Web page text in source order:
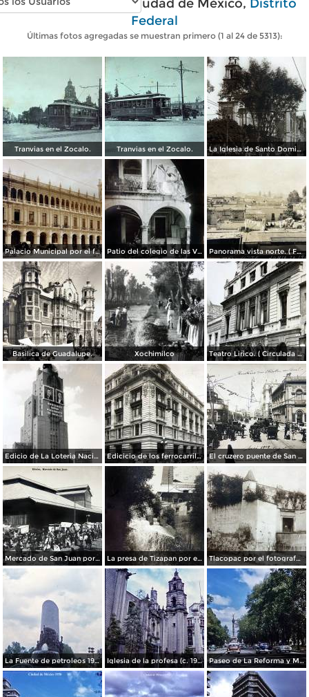
Fotos antiguas de Ciudad de México, Distrito
Federal
Últimas fotos agregadas se muestran primero (1 al 24 de 5313):
Tranvias en el Zocalo. Tranvias en el Zocalo. La Iglesia de Santo Domingo.
Palacio Municipal por el fotografo Hugo Brehme.. Patio del colegio de las Vizcainas por el fotografo Hugo Brehme. Panorama vista norte. ( Fechada el 20 de Junio de 1905 ).
Basilica de Guadalupe. Xochimilco Teatro Lirico. ( Circulada el 1 de Agosto de 1926 ).
Edicio de La Loteria Nacional Ciudad de México Abril de 1964 Edicicio de los ferrocarriles. El cruzero puente de San Francisco y Guardiola por el fotografo Felix Miret.
Mercado de San Juan por el fotografo Felix Miret La presa de Tizapan por el fotografo Fernando Kososky. ( Circulada el 22 de Diembre de 1910 ). Tlacopac por el fotografo Hugo Brehme.
La Fuente de petroleos 1950. Iglesia de la profesa (c. 1950) Paseo de La Reforma y Mto a La Independencia 1950